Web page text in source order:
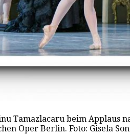
Tamazlacaru beim Applaus
Oper Berlin. Foto: Gisela